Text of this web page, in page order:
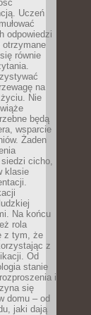
Uczeń
odpowiedzi
otrzymane
równie
na
Nie
będą
wsparcie
Żaden
cicho,
klasie
Na końcu
rola
z tym, że
z
Od
stanie
i
się
domu – od
jaki dają